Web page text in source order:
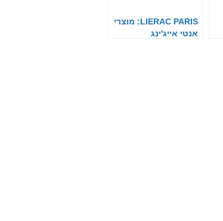
LIERAC PARIS: מוצרי
אנטי אייג'ינג